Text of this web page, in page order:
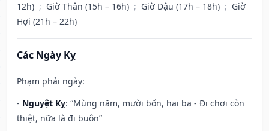
12h) ; Giờ Thân (15h – 16h) ; Giờ Dậu (17h – 18h) ; Giờ
Hợi (21h – 22h)
Các Ngày Kỵ
Phạm phải ngày:
- Nguyệt Kỵ: “Mùng năm, mười bốn, hai ba - Đi chơi còn
thiệt, nữa là đi buôn”